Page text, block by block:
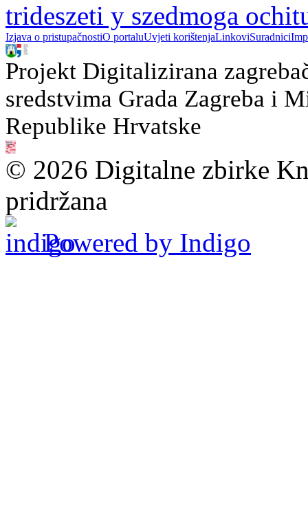
trideszeti y szedmoga
Izjava o pristupačnostiO portaluUvjeti korištenjaLinkoviSuradnici
Projekt Digitalizirana
sredstvima Grada Zagreba i
Republike Hrvatske
© 2026 Digitalne zbirke
pridržana
Powered by Indigo